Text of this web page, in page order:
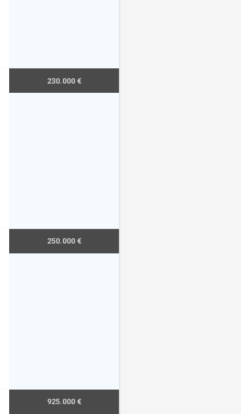
230.000 €
250.000 €
925.000 €